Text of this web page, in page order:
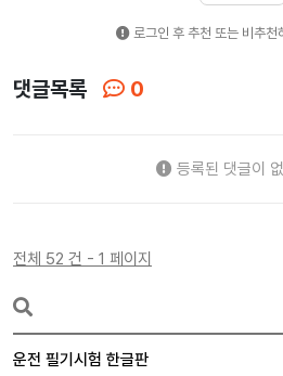
로그인 후 추천 또는 비추천
댓글목록 0
등록된 댓글이
전체 52 건 - 1 페이지
운전 필기시험 한글판